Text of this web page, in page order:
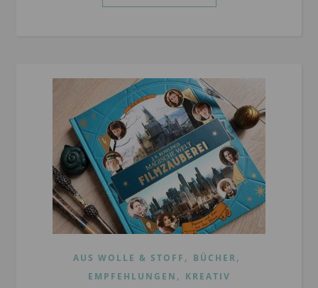
AUS WOLLE & STOFF , BÜCHER,
EMPFEHLUNGEN , KREATIV